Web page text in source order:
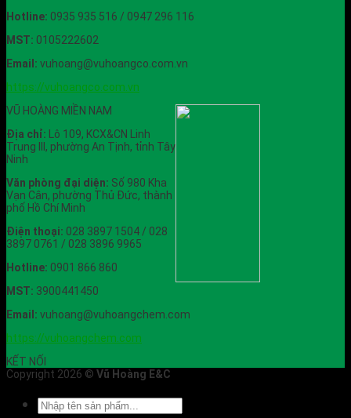
Hotline: 0935 935 516 / 0947 296 116
MST: 0105222602
Email: vuhoang@vuhoangco.com.vn
https://vuhoangco.com.vn
VŨ HOÀNG MIỀN NAM
Địa chỉ: Lô 109, KCX&CN Linh
Trung III, phường An Tịnh, tỉnh Tây
Ninh
Văn phòng đại diện: Số 980 Kha
Vạn Cân, phường Thủ Đức, thành
phố Hồ Chí Minh
Điện thoại: 028 3897 1504 / 028
3897 0761 / 028 3896 9965
Hotline: 0901 866 860
MST: 3900441450
Email: vuhoang@vuhoangchem.com
https://vuhoangchem.com
KẾT NỐI
Copyright 2026 © Vũ Hoàng E&C